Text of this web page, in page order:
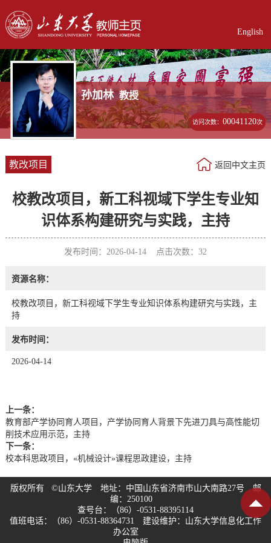
English
孙加林 教授
访问次数：00041120次
教改项目 返回中文主页
校教改项目，新工科视域下学生专业知
识体系构建研究与实践，主持
发布时间：2026-04-14 点击次数： 32
资源名称：
校教改项目，新工科视域下学生专业知识体系构建研究与实践，主
持
发布时间：
2026-04-14
上一条：
教育部产学协同育人项目，产学协同育人背景下先进刀具与高性能切
削技术应用示范，主持
下一条：
校本科思政项目，«机械设计»课程思政建设，主持
版权所有 ©山东大学 地址：中国山东省济南市山大南路27号 邮
编：250100
查号台：（86）-0531-88395114
值班电话：（86）-0531-88364731 建设维护：山东大学信息化工作
办公室